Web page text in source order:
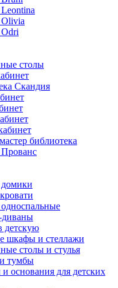
столы
Скандия
библиотека
диваны
шкафы и стеллажи
столы и стулья
тумбы
основания для детских